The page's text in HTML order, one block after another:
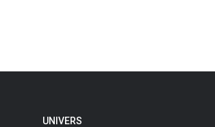
UNIVERS